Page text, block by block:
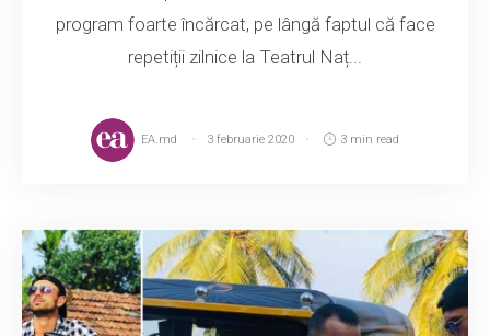
program foarte încărcat, pe lângă faptul că face
repetiții zilnice la Teatrul Naț...
EA.md 3 februarie 2020 3 min read